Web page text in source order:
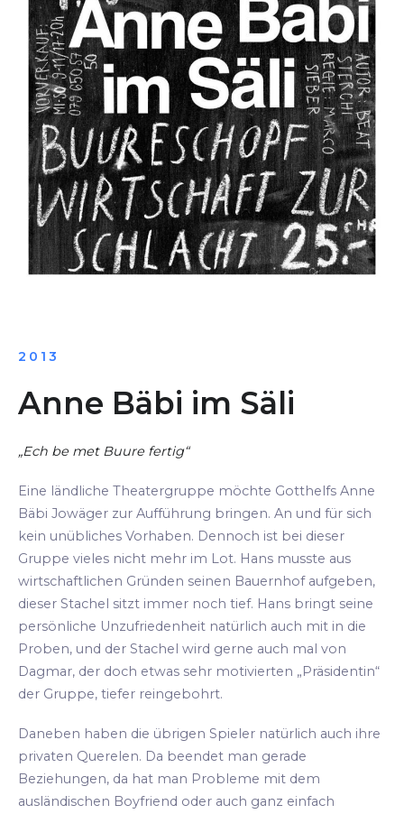
2013
Anne Bäbi im Säli
„Ech be met Buure fertig“
Eine ländliche Theatergruppe möchte Gotthelfs Anne
Bäbi Jowäger zur Aufführung bringen. An und für sich
kein unübliches Vorhaben. Dennoch ist bei dieser
Gruppe vieles nicht mehr im Lot. Hans musste aus
wirtschaftlichen Gründen seinen Bauernhof aufgeben,
dieser Stachel sitzt immer noch tief. Hans bringt seine
persönliche Unzufriedenheit natürlich auch mit in die
Proben, und der Stachel wird gerne auch mal von
Dagmar, der doch etwas sehr motivierten „Präsidentin“
der Gruppe, tiefer reingebohrt.
Daneben haben die übrigen Spieler natürlich auch ihre
privaten Querelen. Da beendet man gerade
Beziehungen, da hat man Probleme mit dem
ausländischen Boyfriend oder auch ganz einfach